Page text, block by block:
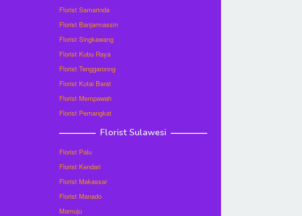
Florist Samarinda
Florist Banjarmassin
Florist Singkawang
Florist Kubu Raya
Florist Tenggaronng
Florist Kutai Barat
Florist Mempawah
Florist Pemangkat
Florist Sulawesi
Florist Palu
Florist Kendari
Florist Makassar
Florist Manado
Mamuju